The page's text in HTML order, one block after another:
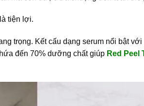
tiện lợi.
trọng. Kết cấu dạng serum nổi bật
đến 70% dưỡng chất giúp Red Peel